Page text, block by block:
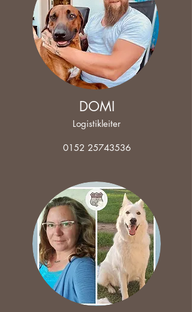
DOMI
Logistikleiter
0152 25743536